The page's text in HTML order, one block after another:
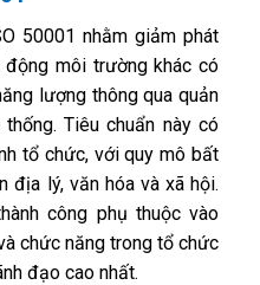
50001 nhằm giảm phát
môi trường khác có
lượng thông qua quản
Tiêu chuẩn này có
tổ chức, với quy mô bất
địa lý, văn hóa và xã hội.
công phụ thuộc vào
chức năng trong tổ chức
đạo cao nhất.